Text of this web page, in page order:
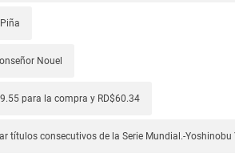
Nouel
para la compra y RD$60.34
títulos consecutivos de la Serie Mundial.-